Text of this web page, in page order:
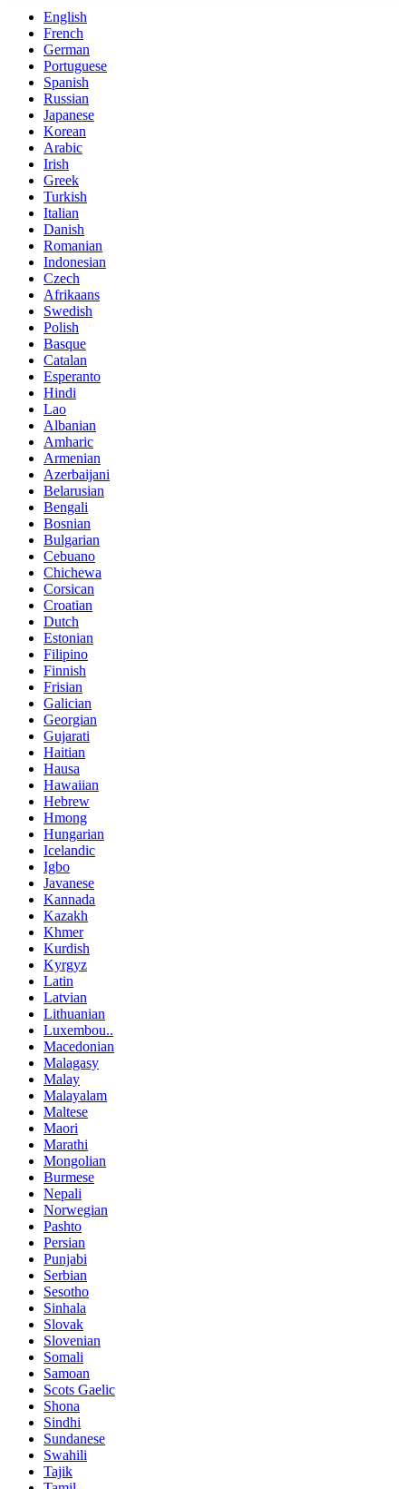
English
French
German
Portuguese
Spanish
Russian
Japanese
Korean
Arabic
Irish
Greek
Turkish
Italian
Danish
Romanian
Indonesian
Czech
Afrikaans
Swedish
Polish
Basque
Catalan
Esperanto
Hindi
Lao
Albanian
Amharic
Armenian
Azerbaijani
Belarusian
Bengali
Bosnian
Bulgarian
Cebuano
Chichewa
Corsican
Croatian
Dutch
Estonian
Filipino
Finnish
Frisian
Galician
Georgian
Gujarati
Haitian
Hausa
Hawaiian
Hebrew
Hmong
Hungarian
Icelandic
Igbo
Javanese
Kannada
Kazakh
Khmer
Kurdish
Kyrgyz
Latin
Latvian
Lithuanian
Luxembou..
Macedonian
Malagasy
Malay
Malayalam
Maltese
Maori
Marathi
Mongolian
Burmese
Nepali
Norwegian
Pashto
Persian
Punjabi
Serbian
Sesotho
Sinhala
Slovak
Slovenian
Somali
Samoan
Scots Gaelic
Shona
Sindhi
Sundanese
Swahili
Tajik